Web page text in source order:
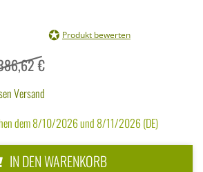
Produkt bewerten
€
Versand
dem 8/10/2026 und 8/11/2026 (DE)
IN DEN WARENKORB